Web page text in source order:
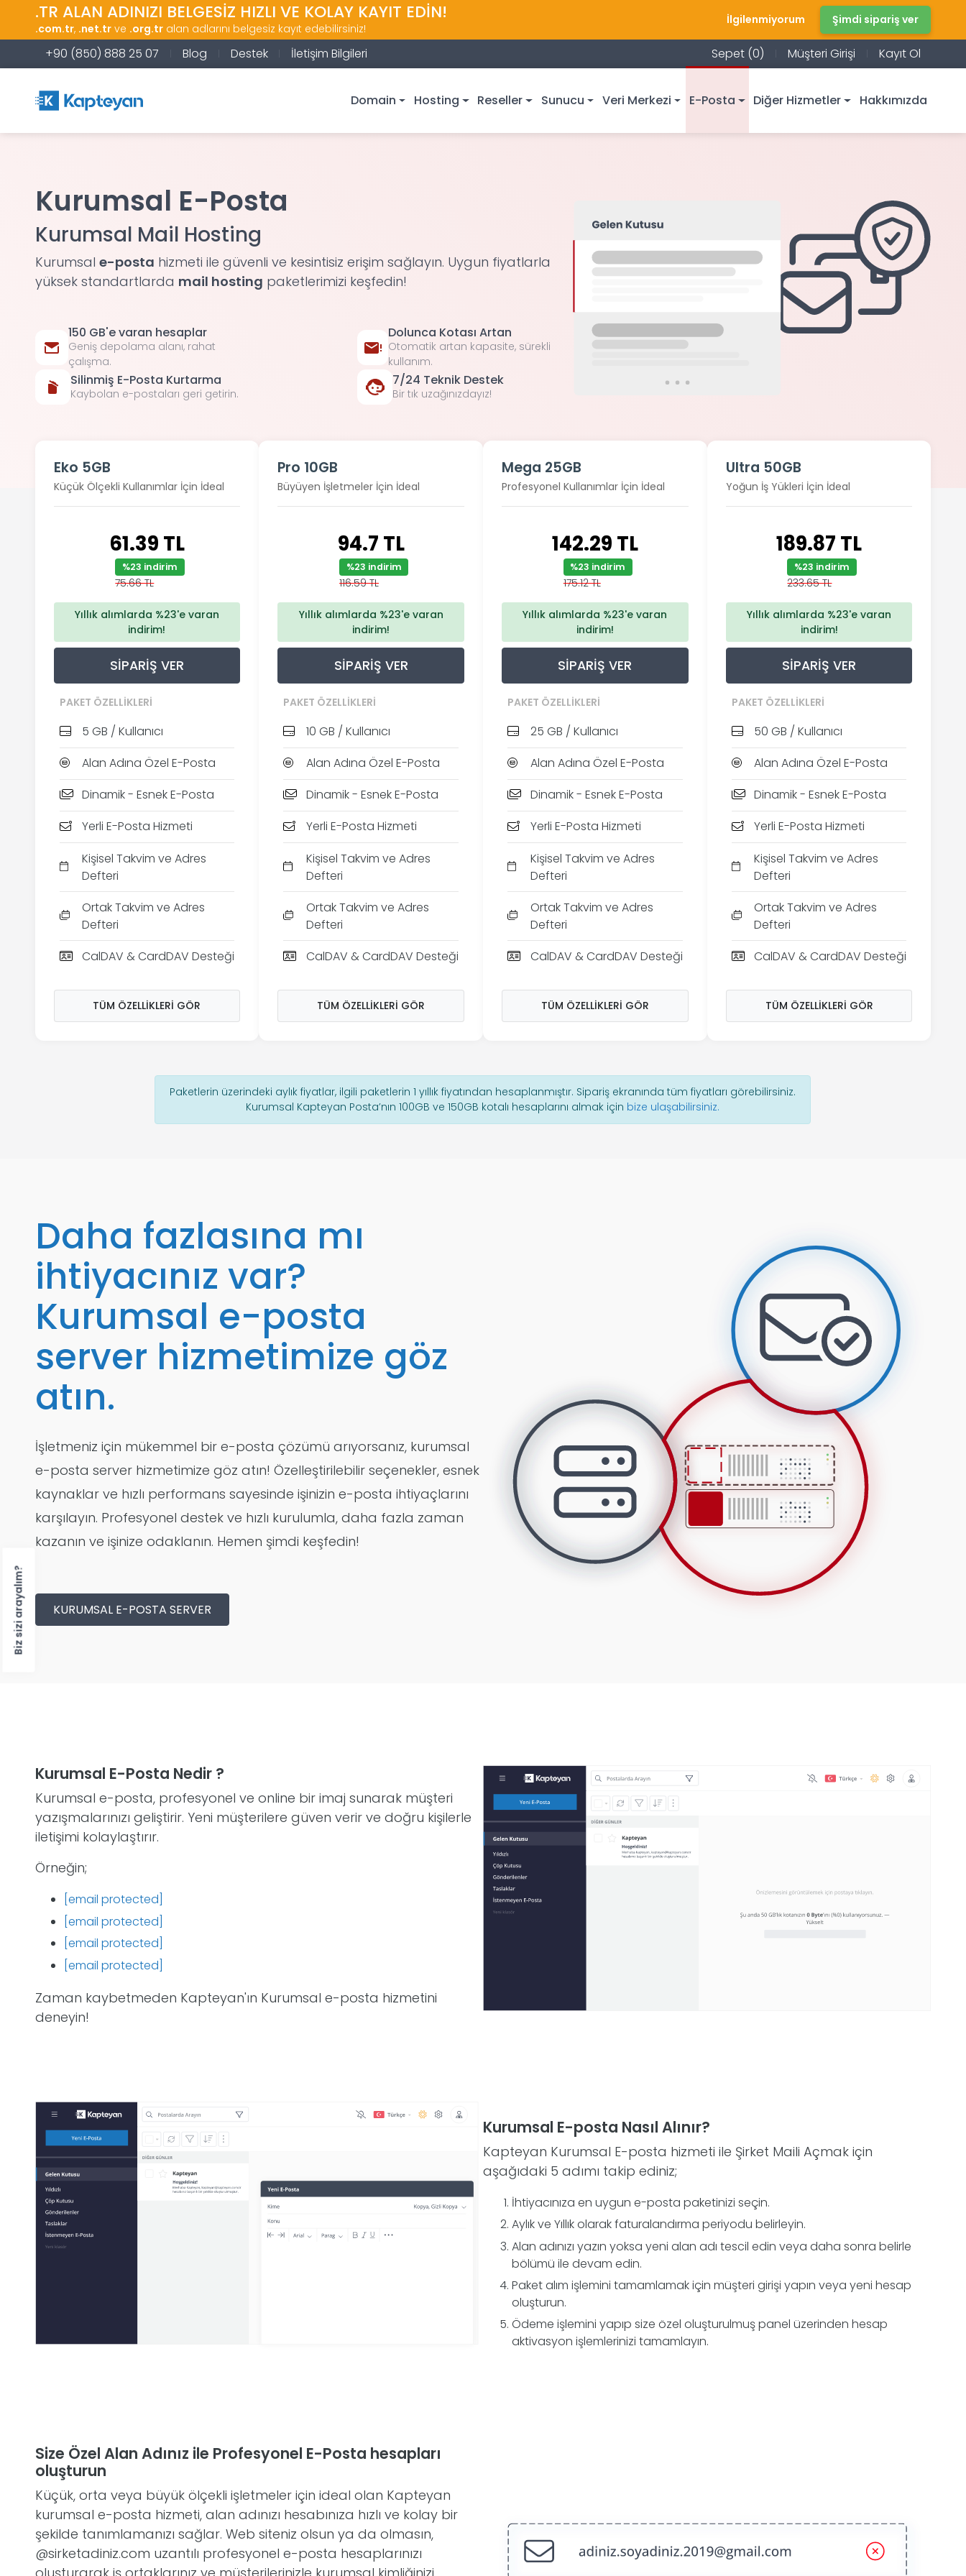
.TR ALAN ADINIZI BELGESİZ HIZLI VE KOLAY KAYIT EDİN!
.com.tr, .net.trve .org.tralan adlarını belgesiz kayıt edebilirsiniz!
İlgilenmiyorum Şimdi sipariş ver
+90 (850) 888 25 07 Blog Destek İletişim Bilgileri Sepet (0) Müşteri Girişi Kayıt Ol
Domain Hosting Reseller Sunucu Veri Merkezi E-Posta Diğer Hizmetler Hakkımızda
Biz sizi arayalım?
Kurumsal E-Posta
Kurumsal Mail Hosting
Kurumsal e-posta hizmeti ile güvenli ve kesintisiz erişim sağlayın. Uygun fiyatlarla
yüksek standartlarda mail hosting paketlerimizi keşfedin!
150 GB'e varan hesaplar
Geniş depolama alanı, rahat
çalışma.
Dolunca Kotası Artan
Otomatik artan kapasite, sürekli
kullanım.
Silinmiş E-Posta Kurtarma
Kaybolan e-postaları geri getirin.
7/24 Teknik Destek
Bir tık uzağınızdayız!
Eko 5GB
Küçük Ölçekli Kullanımlar İçin İdeal
61.39 TL
%23 indirim
75.66 TL
Yıllık alımlarda %23'e varan
indirim!
SIPARIŞ VER
PAKET ÖZELLIKLERI
5 GB / Kullanıcı
Alan Adına Özel E-Posta
Dinamik - Esnek E-Posta
Yerli E-Posta Hizmeti
Kişisel Takvim ve Adres
Defteri
Ortak Takvim ve Adres
Defteri
CalDAV & CardDAV Desteği
TÜM ÖZELLIKLERI GÖR
Pro 10GB
Büyüyen İşletmeler İçin İdeal
94.7 TL
%23 indirim
116.59 TL
Yıllık alımlarda %23'e varan
indirim!
SIPARIŞ VER
PAKET ÖZELLIKLERI
10 GB / Kullanıcı
Alan Adına Özel E-Posta
Dinamik - Esnek E-Posta
Yerli E-Posta Hizmeti
Kişisel Takvim ve Adres
Defteri
Ortak Takvim ve Adres
Defteri
CalDAV & CardDAV Desteği
TÜM ÖZELLIKLERI GÖR
Mega 25GB
Profesyonel Kullanımlar İçin İdeal
142.29 TL
%23 indirim
175.12 TL
Yıllık alımlarda %23'e varan
indirim!
SIPARIŞ VER
PAKET ÖZELLIKLERI
25 GB / Kullanıcı
Alan Adına Özel E-Posta
Dinamik - Esnek E-Posta
Yerli E-Posta Hizmeti
Kişisel Takvim ve Adres
Defteri
Ortak Takvim ve Adres
Defteri
CalDAV & CardDAV Desteği
TÜM ÖZELLIKLERI GÖR
Ultra 50GB
Yoğun İş Yükleri İçin İdeal
189.87 TL
%23 indirim
233.65 TL
Yıllık alımlarda %23'e varan
indirim!
SIPARIŞ VER
PAKET ÖZELLIKLERI
50 GB / Kullanıcı
Alan Adına Özel E-Posta
Dinamik - Esnek E-Posta
Yerli E-Posta Hizmeti
Kişisel Takvim ve Adres
Defteri
Ortak Takvim ve Adres
Defteri
CalDAV & CardDAV Desteği
TÜM ÖZELLIKLERI GÖR
Paketlerin üzerindeki aylık fiyatlar, ilgili paketlerin 1 yıllık fiyatından hesaplanmıştır. Sipariş ekranında tüm fiyatları görebilirsiniz.
Kurumsal Kapteyan Posta’nın 100GB ve 150GB kotalı hesaplarını almak için bize ulaşabilirsiniz.
Daha fazlasına mı
ihtiyacınız var?
Kurumsal e-posta
server hizmetimize göz
atın.
İşletmeniz için mükemmel bir e-posta çözümü arıyorsanız, kurumsal
e-posta server hizmetimize göz atın! Özelleştirilebilir seçenekler, esnek
kaynaklar ve hızlı performans sayesinde işinizin e-posta ihtiyaçlarını
karşılayın. Profesyonel destek ve hızlı kurulumla, daha fazla zaman
kazanın ve işinize odaklanın. Hemen şimdi keşfedin!
KURUMSAL E-POSTA SERVER
Kurumsal E-Posta Nedir ?
Kurumsal e-posta, profesyonel ve online bir imaj sunarak müşteri
yazışmalarınızı geliştirir. Yeni müşterilere güven verir ve doğru kişilerle
iletişimi kolaylaştırır.
Örneğin;
[email protected]
[email protected]
[email protected]
[email protected]
Zaman kaybetmeden Kapteyan'ın Kurumsal e-posta hizmetini
deneyin!
Kurumsal E-posta Nasıl Alınır?
Kapteyan Kurumsal E-posta hizmeti ile Şirket Maili Açmak için
aşağıdaki 5 adımı takip ediniz;
İhtiyacınıza en uygun e-posta paketinizi seçin.
Aylık ve Yıllık olarak faturalandırma periyodu belirleyin.
Alan adınızı yazın yoksa yeni alan adı tescil edin veya daha sonra belirle
bölümü ile devam edin.
Paket alım işlemini tamamlamak için müşteri girişi yapın veya yeni hesap
oluşturun.
Ödeme işlemini yapıp size özel oluşturulmuş panel üzerinden hesap
aktivasyon işlemlerinizi tamamlayın.
Size Özel Alan Adınız ile Profesyonel E-Posta hesapları
oluşturun
Küçük, orta veya büyük ölçekli işletmeler için ideal olan Kapteyan
kurumsal e-posta hizmeti, alan adınızı hesabınıza hızlı ve kolay bir
şekilde tanımlamanızı sağlar. Web siteniz olsun ya da olmasın,
@sirketadiniz.com uzantılı profesyonel e-posta hesaplarınızı